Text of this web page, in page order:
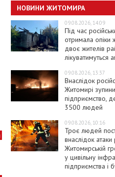
НОВИНИ ЖИТОМИРА
09.08.2026, 14:09
Під час
отримала опіки
двоє жителів
лікуватимуться
09.08.2026, 13:37
Внаслідок
Житомирі
підприємство,
3500 людей
09.08.2026, 10:16
Троє людей
внаслідок
Житомирській
у цивільну
підприємства і